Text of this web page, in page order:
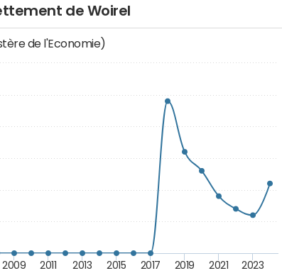
de Woirel
de l'Economie)
2009 2011 2013 2015 2017 2019 2021 2023